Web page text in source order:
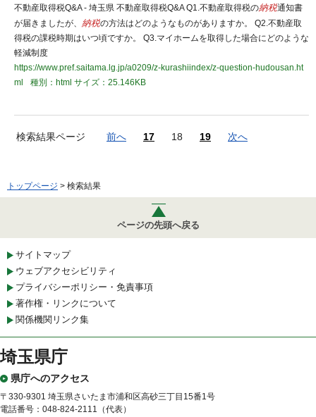
不動産取得税Q&A - 埼玉県 不動産取得税Q&A Q1.不動産取得税の納税通知書
が届きましたが、 納税の方法はどのようなものがありますか。 Q2.不動産取
得税の課税時期はいつ頃ですか。 Q3.マイホームを取得した場合にどのような
軽減制度
https://www.pref.saitama.lg.jp/a0209/z-kurashiindex/z-question-hudousan.ht
ml
種別：html サイズ：25.146KB
検索結果ページ 前へ 17 18 19 次へ
トップページ > 検索結果
ページの先頭へ戻る
サイトマップ
ウェブアクセシビリティ
プライバシーポリシー・免責事項
著作権・リンクについて
関係機関リンク集
埼玉県庁
県庁へのアクセス
〒330-9301 埼玉県さいたま市浦和区高砂三丁目15番1号
電話番号：048-824-2111（代表）